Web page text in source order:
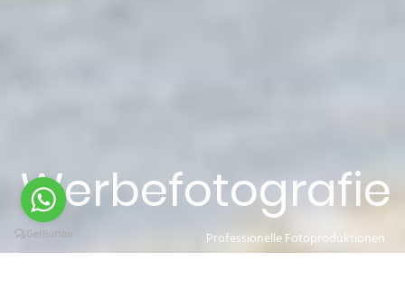
Werbefotografie
Professionelle Fotoproduktionen